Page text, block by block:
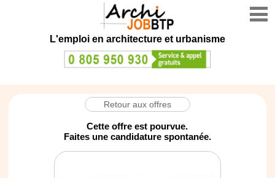
L'emploi en architecture et urbanisme
Retour aux offres
Cette offre est pourvue.
Faites une candidature spontanée.